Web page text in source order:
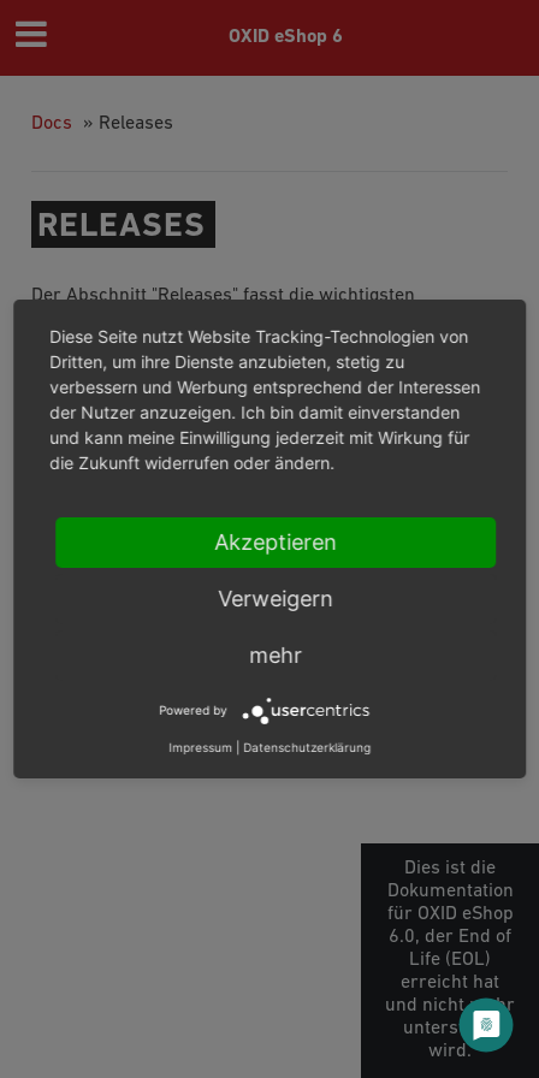
Dies ist die
Dokumentation
für OXID eShop
6.0, der End of
Life (EOL)
erreicht hat
und nicht mehr
unterstützt
wird.
OXID eShop 6
Docs » Releases
RELEASES
Der Abschnitt "Releases" fasst die wichtigsten
OXID eShop zusammen.
Übersicht aller Releases ab 2017
Releases 2019
Releases 2018
© Copyright 2003 – 2026, OXID eSales AG.
Datenschutz
Diese Seite nutzt Website Tracking-Technologien von
Dritten, um ihre Dienste anzubieten, stetig zu
verbessern und Werbung entsprechend der Interessen
der Nutzer anzuzeigen. Ich bin damit einverstanden
und kann meine Einwilligung jederzeit mit Wirkung für
die Zukunft widerrufen oder ändern.
Akzeptieren
Verweigern
mehr
Powered by
Impressum Datenschutzerklärung